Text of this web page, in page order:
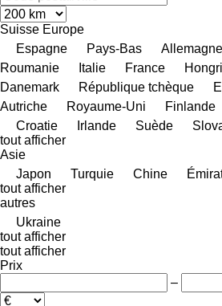
Suisse Europe
Espagne
Pays-Bas Allemagne
Roumanie
Italie France
Danemark
République tchèque
Autriche
Royaume-Uni Finlande
Croatie
Irlande Suède
tout afficher
Asie
Japon
Turquie Chine
tout afficher
autres
Ukraine
tout afficher
tout afficher
Prix
–